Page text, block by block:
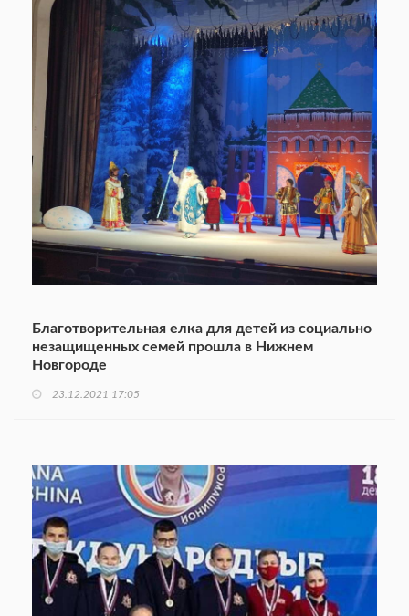
Благотворительная елка для детей из социально
незащищенных семей прошла в Нижнем
Новгороде
23.12.2021 17:05